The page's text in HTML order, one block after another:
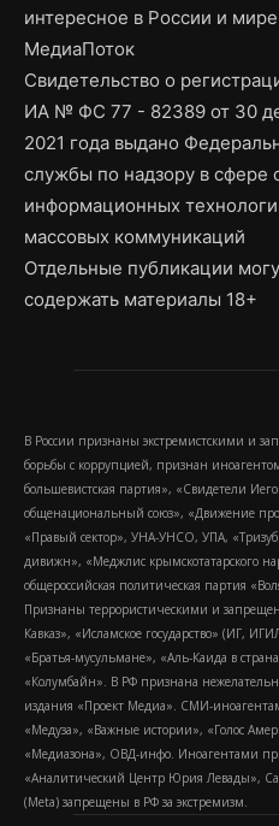
интересное в России и
МедиаПоток
Свидетельство о
ИА № ФС 77 - 82389 от 30
2021 года выдано
службы по надзору в сфере
информационных
массовых коммуникаций
Отдельные публикации
содержать материалы 18+
В России признаны экстремистскими и
борьбы с коррупцией, признан
большевистская партия», «Свидетели
общенациональный союз», «Движение
«Правый сектор», УНА-УНСО, УПА,
дивижн», «Меджлис крымскотатарского
общероссийская политическая партия
Признаны террористическими и
Кавказ», «Исламское государство» (ИГ,
«Братья-мусульмане», «Аль-Каида в
«Колумбайн». В РФ признана
издания «Проект Медиа». СМИ-
«Медуза», «Важные истории», «Голос
«Медиазона», ОВД-инфо. Иноагентами
«Аналитический Центр Юрия Левады»,
(Metа) запрещены в РФ за экстремизм.